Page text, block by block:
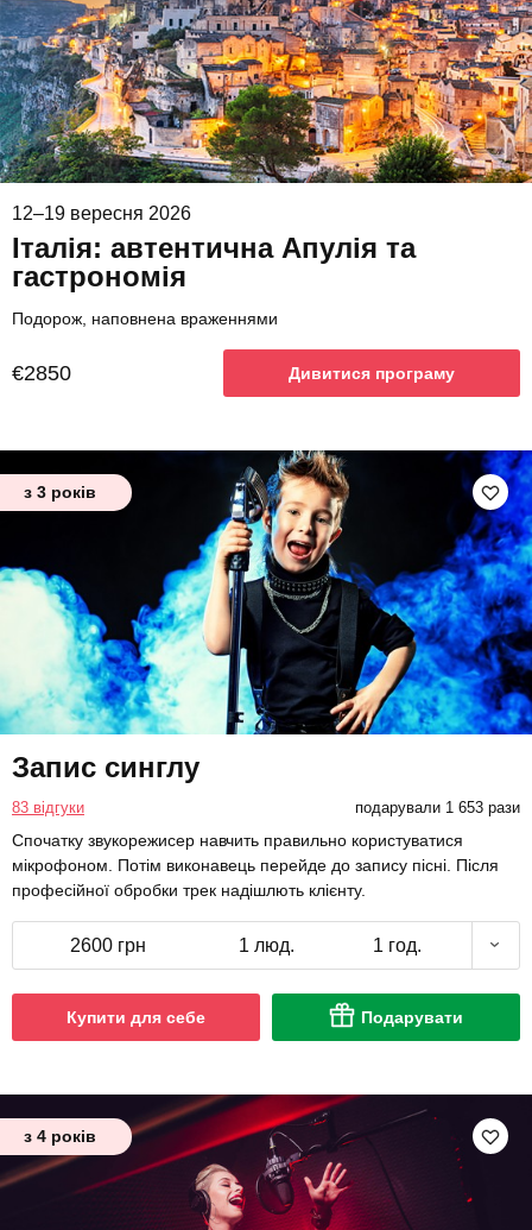
12–19 вересня 2026
Італія: автентична Апулія та
гастрономія
Подорож, наповнена враженнями
€2850 Дивитися програму
з 3 років
Запис синглу
83 відгуки подарували 1 653 рази
Спочатку звукорежисер навчить правильно користуватися
мікрофоном. Потім виконавець перейде до запису пісні. Після
професійної обробки трек надішлють клієнту.
2600 грн 1 люд. 1 год.
Купити для себе Подарувати
з 4 років